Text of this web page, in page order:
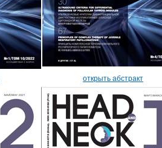
открыть абстракт